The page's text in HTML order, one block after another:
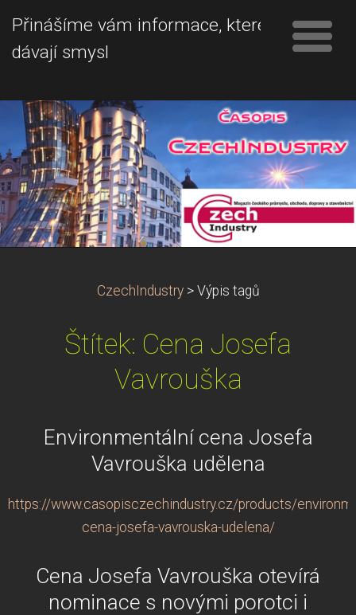
Přinášíme vám informace, které
dávají smysl
CzechIndustry > Výpis tagů
Štítek: Cena Josefa
Vavrouška
Environmentální cena Josefa
Vavrouška udělena
https://www.casopisczechindustry.cz/products/
cena-josefa-vavrouska-udelena/
Cena Josefa Vavrouška otevírá
nominace s novými porotci i